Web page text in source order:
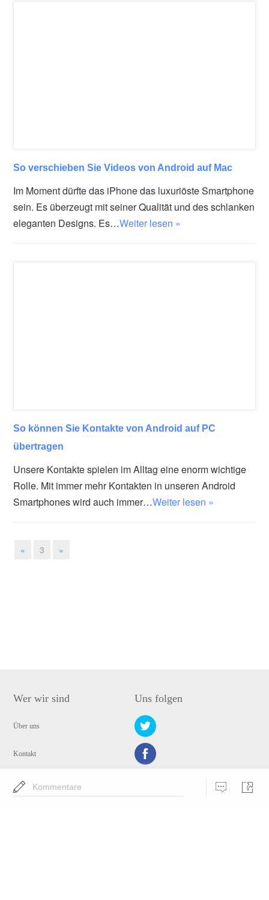
So verschieben Sie Videos von Android auf Mac
Im Moment dürfte das iPhone das luxuriöste Smartphone
sein. Es überzeugt mit seiner Qualität und des schlanken
eleganten Designs. Es…Weiter lesen »
So können Sie Kontakte von Android auf PC
übertragen
Unsere Kontakte spielen im Alltag eine enorm wichtige
Rolle. Mit immer mehr Kontakten in unseren Android
Smartphones wird auch immer…Weiter lesen »
« 3 »
Wer wir sind
Über uns
Kontakt
Datenschutz
Uns folgen
Kommentare